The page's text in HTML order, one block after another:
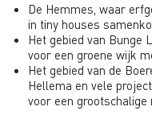
De Hemmes, waar
in tiny houses
Het gebied van Bunge
voor een groene wijk
Het gebied van de
Hellema en vele
voor een